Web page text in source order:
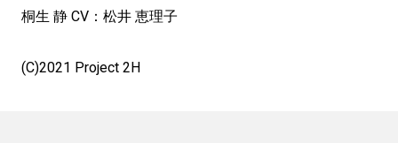
桐生 静 CV：松井 恵理子
(C)2021 Project 2H